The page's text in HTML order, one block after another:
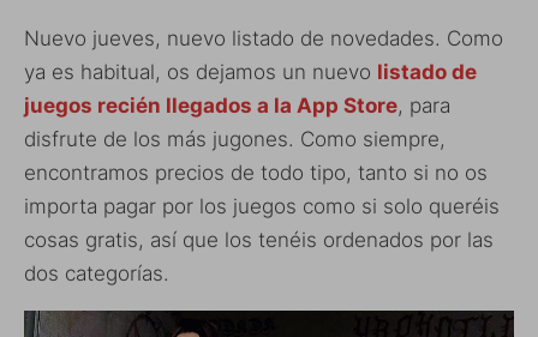
Nuevo jueves, nuevo listado de novedades. Como
ya es habitual, os dejamos un nuevo listado de
juegos recién llegados a la App Store, para
disfrute de los más jugones. Como siempre,
encontramos precios de todo tipo, tanto si no os
importa pagar por los juegos como si solo queréis
cosas gratis, así que los tenéis ordenados por las
dos categorías.